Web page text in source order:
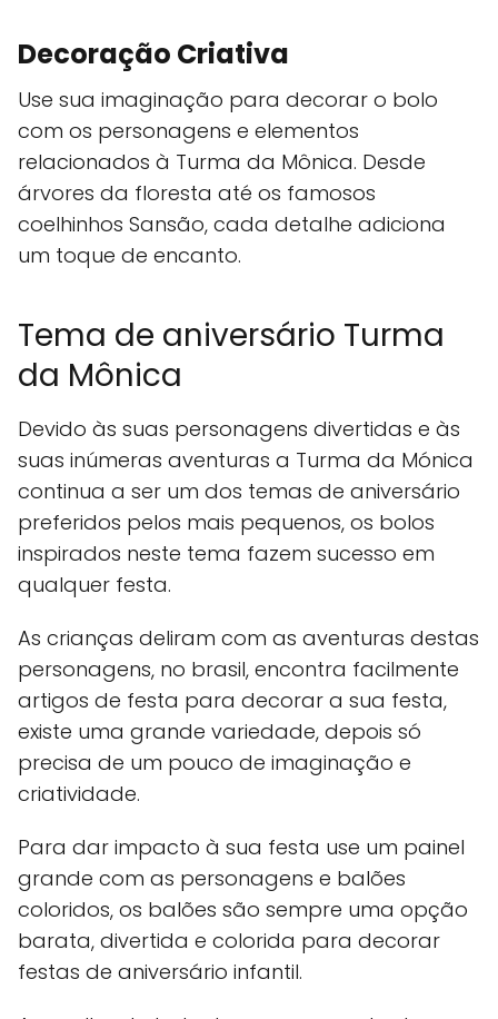
Decoração Criativa
Use sua imaginação para decorar o bolo
com os personagens e elementos
relacionados à Turma da Mônica. Desde
árvores da floresta até os famosos
coelhinhos Sansão, cada detalhe adiciona
um toque de encanto.
Tema de aniversário Turma
da Mônica
Devido às suas personagens divertidas e às
suas inúmeras aventuras a Turma da Mónica
continua a ser um dos temas de aniversário
preferidos pelos mais pequenos, os bolos
inspirados neste tema fazem sucesso em
qualquer festa.
As crianças deliram com as aventuras destas
personagens, no brasil, encontra facilmente
artigos de festa para decorar a sua festa,
existe uma grande variedade, depois só
precisa de um pouco de imaginação e
criatividade.
Para dar impacto à sua festa use um painel
grande com as personagens e balões
coloridos, os balões são sempre uma opção
barata, divertida e colorida para decorar
festas de aniversário infantil.